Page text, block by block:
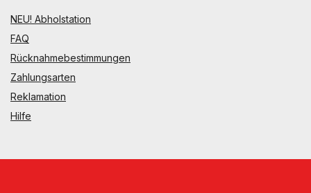
NEU! Abholstation
FAQ
Rücknahmebestimmungen
Zahlungsarten
Reklamation
Hilfe